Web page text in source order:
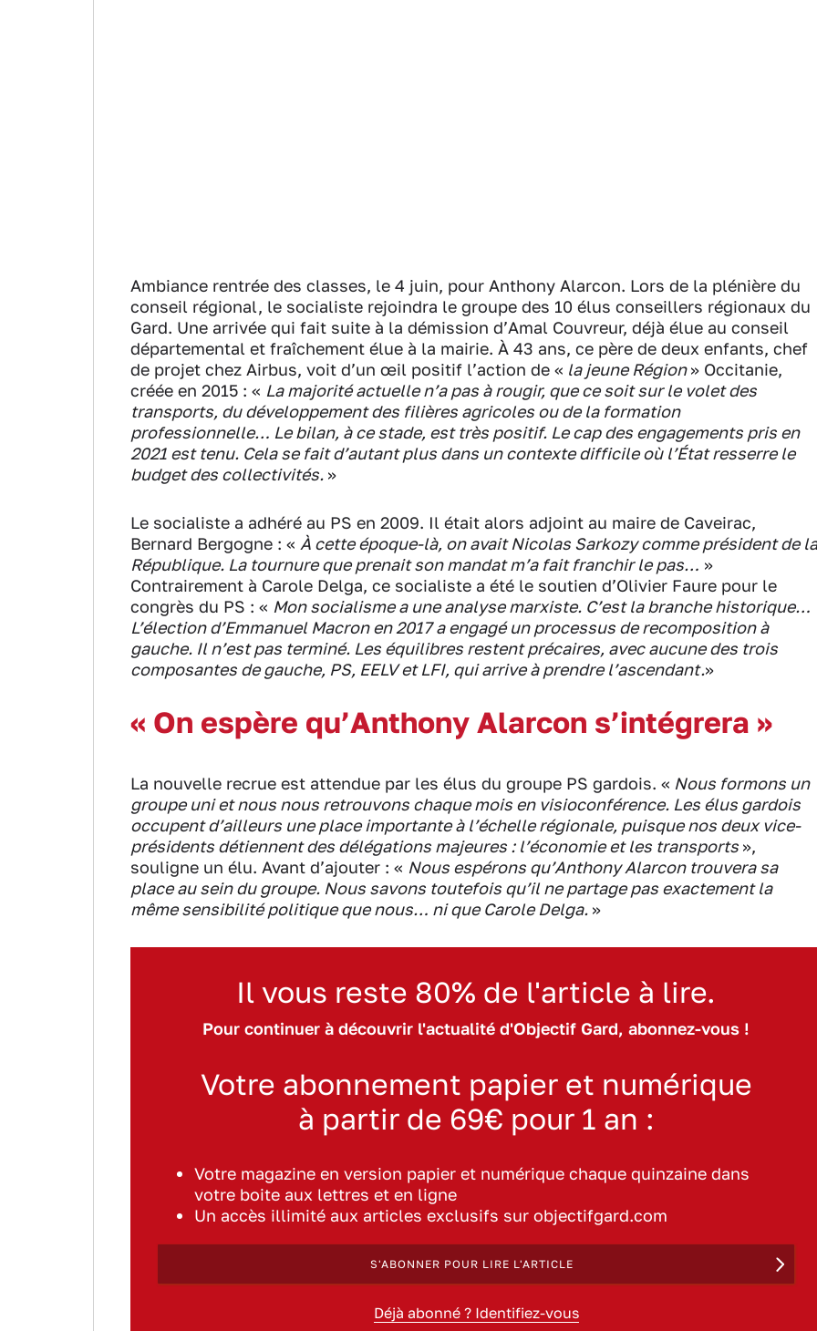
Ambiance rentrée des classes, le 4 juin, pour Anthony Alarcon. Lors de la plénière du
conseil régional, le socialiste rejoindra le groupe des 10 élus conseillers régionaux du
Gard. Une arrivée qui fait suite à la démission d’Amal Couvreur, déjà élue au conseil
départemental et fraîchement élue à la mairie. À 43 ans, ce père de deux enfants, chef
de projet chez Airbus, voit d’un œil positif l’action de « la jeune Région» Occitanie,
créée en 2015 : « La majorité actuelle n’a pas à rougir, que ce soit sur le volet des
transports, du développement des filières agricoles ou de la formation
professionnelle… Le bilan, à ce stade, est très positif. Le cap des engagements pris en
2021 est tenu. Cela se fait d’autant plus dans un contexte difficile où l’État resserre le
budget des collectivités. »
Le socialiste a adhéré au PS en 2009. Il était alors adjoint au maire de Caveirac,
Bernard Bergogne : « À cette époque-là, on avait Nicolas Sarkozy comme président de la
République. La tournure que prenait son mandat m’a fait franchir le pas… »
Contrairement à Carole Delga, ce socialiste a été le soutien d’Olivier Faure pour le
congrès du PS : « Mon socialisme a une analyse marxiste. C’est la branche historique…
L’élection d’Emmanuel Macron en 2017 a engagé un processus de recomposition à
gauche. Il n’est pas terminé. Les équilibres restent précaires, avec aucune des trois
composantes de gauche, PS, EELV et LFI, qui arrive à prendre l’ascendant.»
« On espère qu’Anthony Alarcon s’intégrera »
La nouvelle recrue est attendue par les élus du groupe PS gardois. « Nous formons un
groupe uni et nous nous retrouvons chaque mois en visioconférence. Les élus gardois
occupent d’ailleurs une place importante à l’échelle régionale, puisque nos deux vice-
présidents détiennent des délégations majeures : l’économie et les transports »,
souligne un élu. Avant d’ajouter : « Nous espérons qu’Anthony Alarcon trouvera sa
place au sein du groupe. Nous savons toutefois qu’il ne partage pas exactement la
même sensibilité politique que nous… ni que Carole Delga. »
Il vous reste 80% de l'article à lire.
Pour continuer à découvrir l'actualité d'Objectif Gard, abonnez-vous !
Votre abonnement papier et numérique
à partir de 69€ pour 1 an :
Votre magazine en version papier et numérique chaque quinzaine dans
votre boite aux lettres et en ligne
Un accès illimité aux articles exclusifs sur objectifgard.com
S'ABONNER POUR LIRE L'ARTICLE
Déjà abonné ? Identifiez-vous